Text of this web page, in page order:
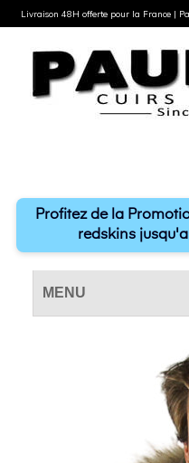
Profitez de la
redskins
MENU
Livraison 48H offerte pour la France |